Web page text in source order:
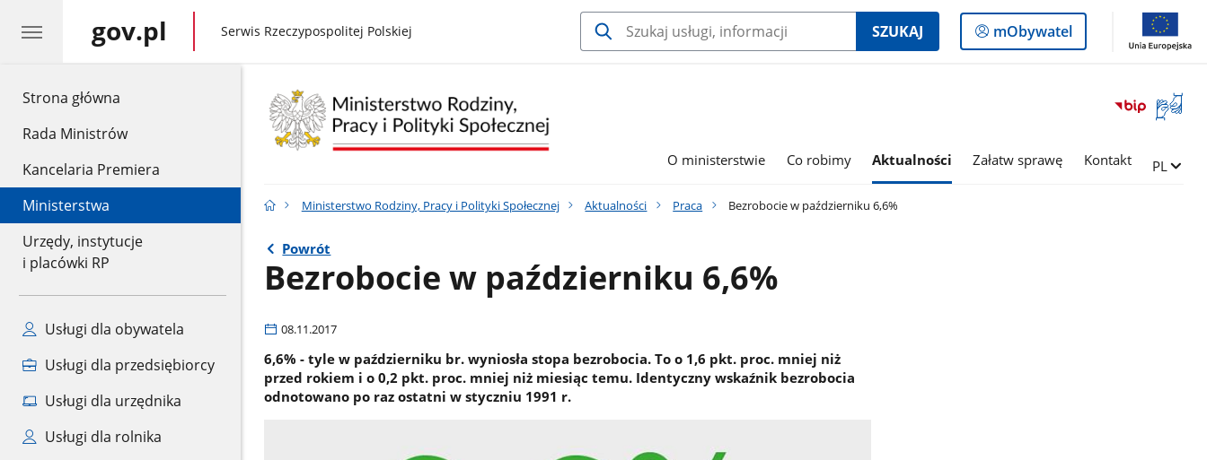
Strona główna
Rada Ministrów
Kancelaria Premiera
Ministerstwa
Urzędy, instytucje
i placówki RP
Usługi dla obywatela
Usługi dla przedsiębiorcy
Usługi dla urzędnika
Usługi dla rolnika
gov.pl gov.pl
Serwis Rzeczypospolitej Polskiej SZUKAJ
Logowanie
do
mObywatel
Otwórz
okno
języka
O ministerstwie Co robimy Aktualności Załatw sprawę Kontakt Zmień
PL
Ministerstwo Rodziny, Pracy i Polityki Społecznej Aktualności Praca Bezrobocie w październiku 6,6%
Powrót
Bezrobocie w październiku 6,6%
08.11.2017
6,6% - tyle w październiku br. wyniosła stopa bezrobocia. To o 1,6 pkt. proc. mniej niż
przed rokiem i o 0,2 pkt. proc. mniej niż miesiąc temu. Identyczny wskaźnik bezrobocia
odnotowano po raz ostatni w styczniu 1991 r.